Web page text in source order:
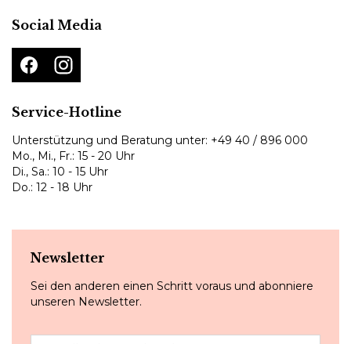
Social Media
Service-Hotline
Unterstützung und Beratung unter: +49 40 / 896 000
Mo., Mi., Fr.: 15 - 20 Uhr
Di., Sa.: 10 - 15 Uhr
Do.: 12 - 18 Uhr
Newsletter
Sei den anderen einen Schritt voraus und abonniere
unseren Newsletter.